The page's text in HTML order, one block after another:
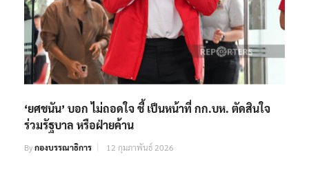
‘ยศชนัน’ บอก ไม่ถอดใจ ชี้ เป็นหน้าที่ กก.บห. ตัดสินใจ
ร่วมรัฐบาล หรือฝ่ายค้าน
Byกองบรรณาธิการ 12 กุมภาพันธ์ 2026